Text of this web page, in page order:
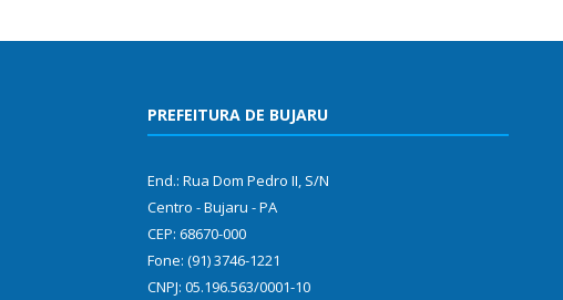
PREFEITURA DE BUJARU
End.: Rua Dom Pedro II, S/N
Centro - Bujaru - PA
CEP: 68670-000
Fone: (91) 3746-1221
CNPJ: 05.196.563/0001-10